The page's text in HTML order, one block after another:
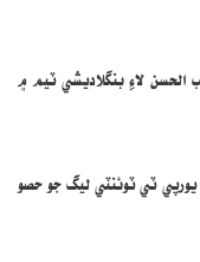
الحسن لاءِ بنگلاديشي ٽيم ۾
يورپي ٽي ٽوئنٽي ليگ جو حصو